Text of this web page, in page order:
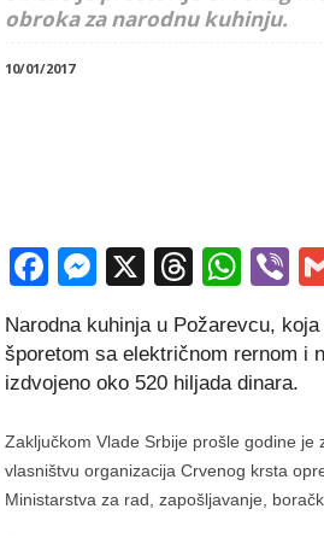
obroka za narodnu kuhinju.
10/01/2017
Facebook
Messenger
X
Narodna kuhinja u Požarevcu,
šporetom sa električnom rernom i
izdvojeno oko 520 hiljada dinara.
Zaključkom Vlade Srbije prošle godine
vlasništvu organizacija Crvenog krsta
Ministarstva za rad, zapošljavanje,